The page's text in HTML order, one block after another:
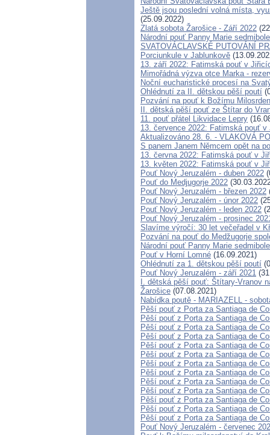
Ještě jsou poslední volná místa,
(25.09.2022)
Zlatá sobota Žarošice - Září 2022
Národní pouť Panny Marie
SVATOVÁCLAVSKÉ PUTOVÁNÍ
Porciunkule v Jablunkově
13. září 2022: Fatimská pouť v
Mimořádná výzva otce Marka -
Noční eucharistické procesí na
Ohlédnutí za II. dětskou pěší poutí
Pozvání na pouť k Božímu
II. dětská pěší pouť ze Štítar do
11. pouť přátel Likvidace Lepry
13. července 2022: Fatimská pouť
Aktualizováno 28. 6. - VLAKOVÁ
S panem Janem Němcem opět na
13. června 2022: Fatimská pouť v
13. květen 2022: Fatimská pouť v
Pouť Nový Jeruzalém - duben 2022
Pouť do Medjugorje 2022
Pouť Nový Jeruzalém - březen 2022
Pouť Nový Jeruzalém - únor 2022
Pouť Nový Jeruzalém - leden 2022
Pouť Nový Jeruzalém - prosinec
Slavíme výročí: 30 let večeřadel v
Pozvání na pouť do Medžugorje
Národní pouť Panny Marie
Pouť v Horní Lomné (16.09.2021)
Ohlédnutí za 1. dětskou pěší poutí
Pouť Nový Jeruzalém - září 2021
I. dětská pěší pouť: Štítary-Vranov
Žarošice (07.08.2021)
Nabídka poutě - MARIAZELL -
Pěší pouť z Porta za Santiaga de
Pěší pouť z Porta za Santiaga de
Pěší pouť z Porta za Santiaga de
Pěší pouť z Porta za Santiaga de
Pěší pouť z Porta za Santiaga de
Pěší pouť z Porta za Santiaga de
Pěší pouť z Porta za Santiaga de
Pěší pouť z Porta za Santiaga de
Pěší pouť z Porta za Santiaga de
Pěší pouť z Porta za Santiaga de
Pěší pouť z Porta za Santiaga de
Pěší pouť z Porta za Santiaga de
Pěší pouť z Porta za Santiaga de
Pouť Nový Jeruzalém - červenec